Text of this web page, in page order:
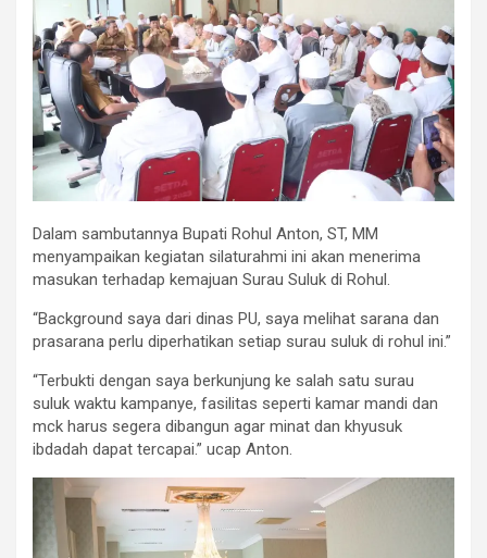
Dalam sambutannya Bupati Rohul Anton, ST, MM
menyampaikan kegiatan silaturahmi ini akan menerima
masukan terhadap kemajuan Surau Suluk di Rohul.
“Background saya dari dinas PU, saya melihat sarana dan
prasarana perlu diperhatikan setiap surau suluk di rohul ini.”
“Terbukti dengan saya berkunjung ke salah satu surau
suluk waktu kampanye, fasilitas seperti kamar mandi dan
mck harus segera dibangun agar minat dan khyusuk
ibdadah dapat tercapai.” ucap Anton.